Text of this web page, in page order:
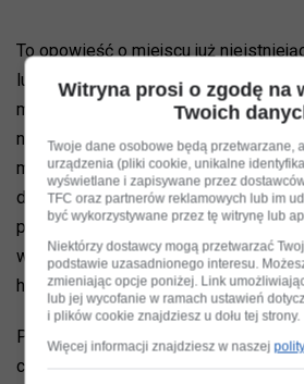
To opowieść o miejscu już
ludziach, żyjących od średniowiecza
mieszkających w zabudowaniach
na wspomnianym dziedzińcu.
miasteczka z ziemią w I połowie XIX
dostępu do wielu ważnych
powstrzymało wawelskich
wnikliwego poszukiwania
historii miasteczka i jego
Pozostali po nich przecież ważni
czasów – przedmioty codziennego
Witryna prosi o zgodę na
Twoich
Twoje dane osobowe będą przetwarzane,
urządzenia (pliki cookie, unikalne
wyświetlane i zapisywane przez
TFC oraz partnerów reklamowych lub im
być wykorzystywane przez tę witrynę lub
Niektórzy dostawcy mogą przetwarzać
podstawie uzasadnionego interesu.
zmieniając opcje poniżej. Link
lub jej wycofanie w ramach ustawień
i plików cookie znajdziesz u dołu tej strony.
Więcej informacji znajdziesz w naszej